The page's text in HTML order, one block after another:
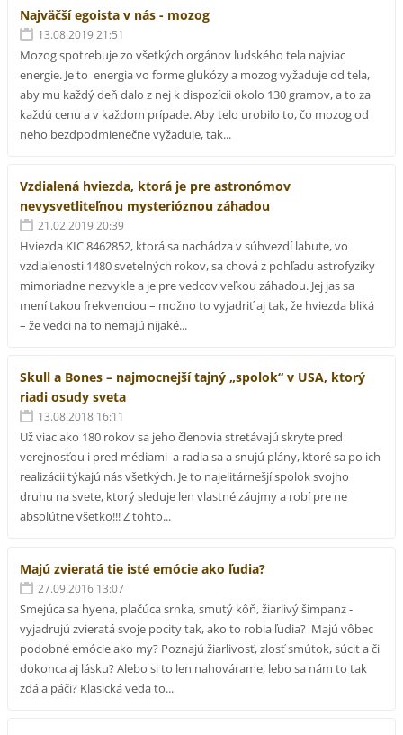
Najväčší egoista v nás - mozog
13.08.2019 21:51
Mozog spotrebuje zo všetkých orgánov ľudského tela najviac
energie. Je to energia vo forme glukózy a mozog vyžaduje od tela,
aby mu každý deň dalo z nej k dispozícii okolo 130 gramov, a to za
každú cenu a v každom prípade. Aby telo urobilo to, čo mozog od
neho bezdpodmienečne vyžaduje, tak...
Vzdialená hviezda, ktorá je pre astronómov
nevysvetliteľnou mysterióznou záhadou
21.02.2019 20:39
Hviezda KIC 8462852, ktorá sa nachádza v súhvezdí labute, vo
vzdialenosti 1480 svetelných rokov, sa chová z pohľadu astrofyziky
mimoriadne nezvykle a je pre vedcov veľkou záhadou. Jej jas sa
mení takou frekvenciou – možno to vyjadriť aj tak, že hviezda bliká
– že vedci na to nemajú nijaké...
Skull a Bones – najmocnejší tajný „spolok“ v USA, ktorý
riadi osudy sveta
13.08.2018 16:11
Už viac ako 180 rokov sa jeho členovia stretávajú skryte pred
verejnosťou i pred médiami a radia sa a snujú plány, ktoré sa po ich
realizácii týkajú nás všetkých. Je to najelitárnešjí spolok svojho
druhu na svete, ktorý sleduje len vlastné záujmy a robí pre ne
absolútne všetko!!! Z tohto...
Majú zvieratá tie isté emócie ako ľudia?
27.09.2016 13:07
Smejúca sa hyena, plačúca srnka, smutý kôň, žiarlivý šimpanz -
vyjadrujú zvieratá svoje pocity tak, ako to robia ľudia? Majú vôbec
podobné emócie ako my? Poznajú žiarlivosť, zlosť smútok, súcit a či
dokonca aj lásku? Alebo si to len nahovárame, lebo sa nám to tak
zdá a páči? Klasická veda to...